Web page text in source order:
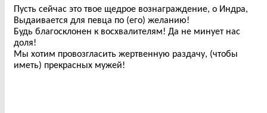
Пусть сейчас это твое щедрое вознаграждение, о Индра,
Выдаивается для певца по (его) желанию!
Будь благосклонен к восхвалителям! Да не минует нас
доля!
Мы хотим провозгласить жертвенную раздачу, (чтобы
иметь) прекрасных мужей!